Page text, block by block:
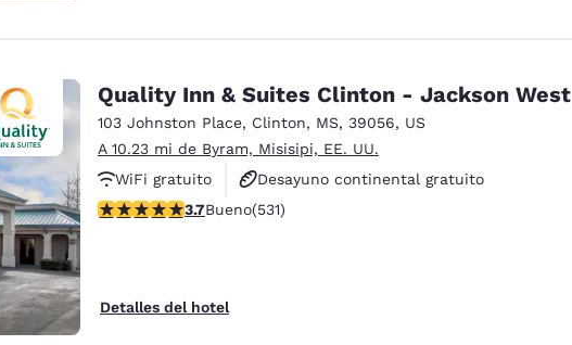
Quality Inn & Suites Clinton - Jackson West
103 Johnston Place, Clinton, MS, 39056, US
A 10.23 mi de Byram, Misisipi, EE. UU.
WiFi gratuito
Desayuno continental gratuito
Desayuno caliente gratis
calificación de 3.72 estrellas. Bueno. 531 reseñas
3.7Bueno(531)
Detalles del hotel